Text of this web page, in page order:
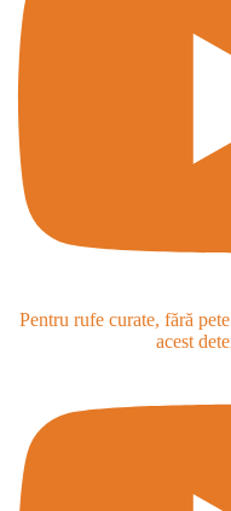
Pentru rufe curate, fără
acest